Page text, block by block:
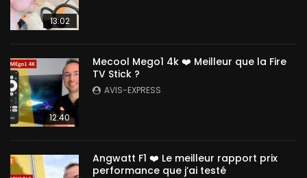
13:02
12:40
Mecool Mego1 4k ❤️ Meilleur que la Fire
TV Stick ?
AVIS-EXPRESS
Angwatt F1 ❤️ Le meilleur rapport prix
performance que j’ai testé